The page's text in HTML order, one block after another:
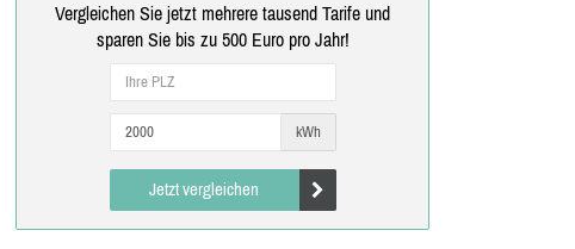
Vergleichen Sie jetzt mehrere tausend Tarife und
sparen Sie bis zu 500 Euro pro Jahr!
kWh
Jetzt vergleichen